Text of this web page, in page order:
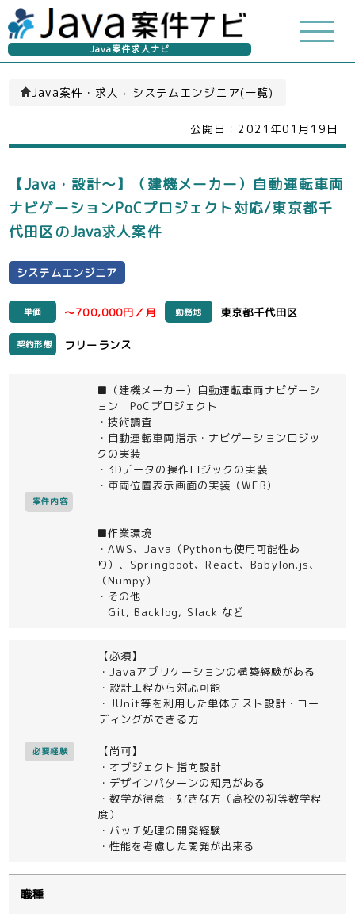
Java案件求人ナビ
Java案件・求人 › システムエンジニア(一覧)
公開日： 2021年01月19日
【Java・設計～】（建機メーカー）自動運転車両
ナビゲーションPoCプロジェクト対応/東京都千
代田区のJava求人案件
システムエンジニア
単価 ～700,000円／月 勤務地 東京都千代田区
契約形態 フリーランス
案件内容
■（建機メーカー）自動運転車両ナビゲーシ
ョン PoCプロジェクト
・技術調査
・自動運転車両指示・ナビゲーションロジッ
クの実装
・3Dデータの操作ロジックの実装
・車両位置表示画面の実装（WEB）
■作業環境
・AWS、Java（Pythonも使用可能性あ
り）、Springboot、React、Babylon.js、
（Numpy）
・その他
Git, Backlog, Slack など
必要経験
【必須】
・Javaアプリケーションの構築経験がある
・設計工程から対応可能
・JUnit等を利用した単体テスト設計・コー
ディングができる方
【尚可】
・オブジェクト指向設計
・デザインパターンの知見がある
・数学が得意・好きな方（高校の初等数学程
度）
・バッチ処理の開発経験
・性能を考慮した開発が出来る
職種